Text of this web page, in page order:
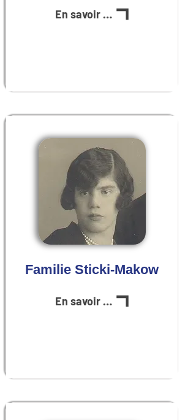
En savoir plus
Familie Sticki-Makow
En savoir plus